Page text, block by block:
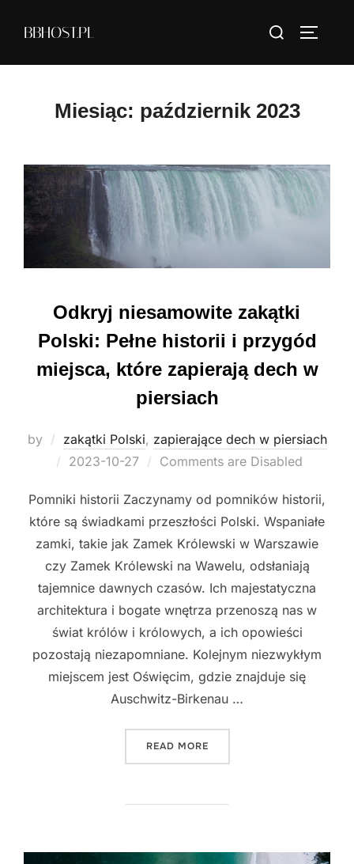
BBHOST.PL
Search
Miesiąc: październik 2023
Odkryj niesamowite zakątki
Polski: Pełne historii i przygód
miejsca, które zapierają dech w
piersiach
by zakątki Polski, zapierające dech w piersiach
Posted
2023-10-27 Comments are Disabled
Pomniki historii Zaczynamy od pomników historii,
które są świadkami przeszłości Polski. Wspaniałe
zamki, takie jak Zamek Królewski w Warszawie
czy Zamek Królewski na Wawelu, odsłaniają
tajemnice dawnych czasów. Ich majestatyczna
architektura i bogate wnętrza przenoszą nas w
świat królów i królowych, a ich opowieści
pozostają niezapomniane. Kolejnym niezwykłym
miejscem jest Oświęcim, gdzie znajduje się
Auschwitz-Birkenau …
READ MORE"ODKRYJ NIESAMOWITE